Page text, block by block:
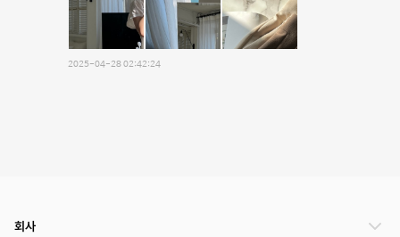
2025-04-28 02:42:24
회사